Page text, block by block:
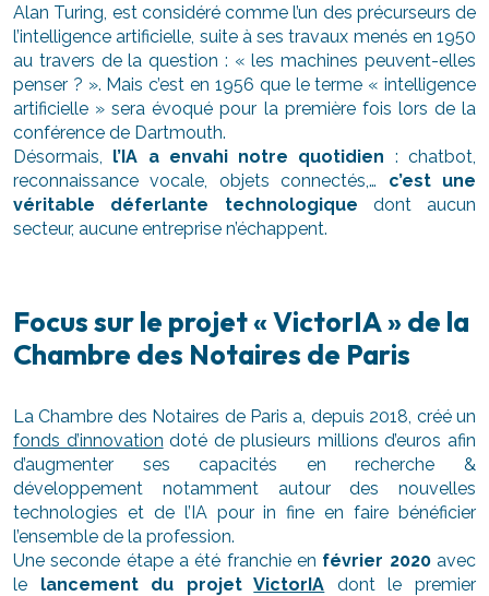
Alan Turing, est considéré comme l’un des précurseurs de
l’intelligence artificielle, suite à ses travaux menés en 1950
au travers de la question : « les machines peuvent-elles
penser ? ». Mais c’est en 1956 que le terme « intelligence
artificielle » sera évoqué pour la première fois lors de la
conférence de Dartmouth.
Désormais, l’IA a envahi notre quotidien : chatbot,
reconnaissance vocale, objets connectés,… c’est une
véritable déferlante technologique dont aucun
secteur, aucune entreprise n’échappent.
Focus sur le projet « VictorIA » de la
Chambre des Notaires de Paris
La Chambre des Notaires de Paris a, depuis 2018, créé un
fonds d’innovation doté de plusieurs millions d’euros afin
d’augmenter ses capacités en recherche &
développement notamment autour des nouvelles
technologies et de l’IA pour in fine en faire bénéficier
l’ensemble de la profession.
Une seconde étape a été franchie en février 2020avec
le lancement du projetVictorIA dont le premier